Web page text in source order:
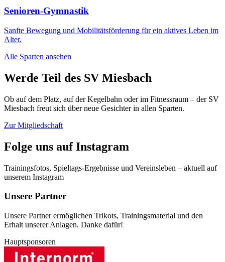
Senioren-Gymnastik
Sanfte Bewegung und Mobilitätsförderung für ein aktives Leben im
Alter.
Alle Sparten ansehen
Werde Teil des SV Miesbach
Ob auf dem Platz, auf der Kegelbahn oder im Fitnessraum – der SV
Miesbach freut sich über neue Gesichter in allen Sparten.
Zur Mitgliedschaft
Folge uns auf Instagram
Trainingsfotos, Spieltags-Ergebnisse und Vereinsleben – aktuell auf
unserem Instagram
Unsere Partner
Unsere Partner ermöglichen Trikots, Trainingsmaterial und den
Erhalt unserer Anlagen. Danke dafür!
Hauptsponsoren